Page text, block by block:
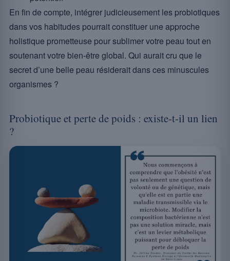
En fin de compte, intégrer judicieusement les probiotiques
dans vos habitudes pourrait constituer une approche
holistique prometteuse pour sublimer votre peau tout en
soutenant votre bien-être global. Qui aurait cru que le
secret d’une belle peau résiderait dans ces minuscules
organismes ?
Probiotique et perte de poids : existe-t-il un lien
?